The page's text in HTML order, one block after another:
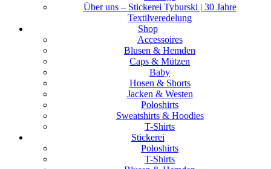
Über uns – Stickerei Tyburski | 30 Jahre
Textilveredelung
Shop
Accessoires
Blusen & Hemden
Caps & Mützen
Baby
Hosen & Shorts
Jacken & Westen
Poloshirts
Sweatshirts & Hoodies
T-Shirts
Stickerei
Poloshirts
T-Shirts